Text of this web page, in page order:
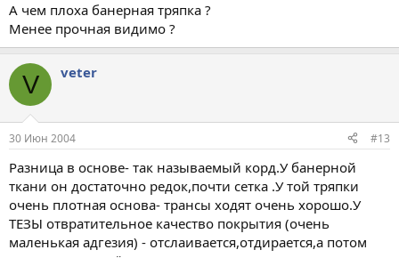
А чем плоха банерная тряпка ?
Менее прочная видимо ?
V veter
30 Июн 2004 #13
Разница в основе- так называемый корд.У банерной
ткани он достаточно редок,почти сетка .У той тряпки
очень плотная основа- трансы ходят очень хорошо.У
ТЕЗЫ отвратительное качество покрытия (очень
маленькая адгезия) - отслаивается,отдирается,а потом